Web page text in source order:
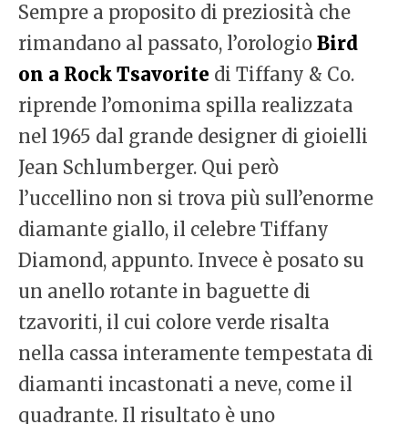
Sempre a proposito di preziosità che
rimandano al passato, l’orologio Bird
on a Rock Tsavorite di Tiffany & Co.
riprende l’omonima spilla realizzata
nel 1965 dal grande designer di gioielli
Jean Schlumberger. Qui però
l’uccellino non si trova più sull’enorme
diamante giallo, il celebre Tiffany
Diamond, appunto. Invece è posato su
un anello rotante in baguette di
tzavoriti, il cui colore verde risalta
nella cassa interamente tempestata di
diamanti incastonati a neve, come il
quadrante. Il risultato è uno